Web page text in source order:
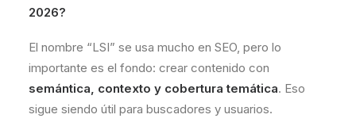
2026?
El nombre “LSI” se usa mucho en SEO, pero lo
importante es el fondo: crear contenido con
semántica, contexto y cobertura temática. Eso
sigue siendo útil para buscadores y usuarios.